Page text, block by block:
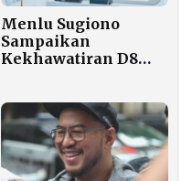
Menlu Sugiono
Sampaikan
Kekhawatiran D8
kepada Marco Rubio